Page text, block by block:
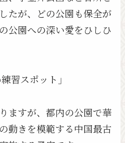
たが、どの公園も保全が
公園への深い愛をひしひ
習スポット」
ますが、都内の公園で華
動きを模範する中国最古